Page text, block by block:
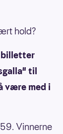
hold?
billetter
til
være med i
Vinnerne